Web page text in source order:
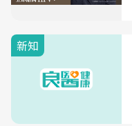
新知